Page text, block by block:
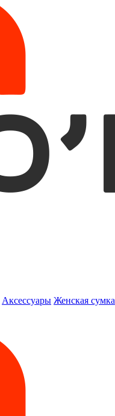
Аксессуары Женская сумка